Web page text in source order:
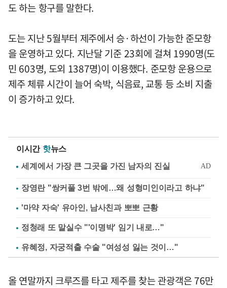
도 하는 항구를 말한다.
도는 지난 5월부터 제주에서 승·하선이 가능한 준모항
을 운영하고 있다. 지난달 기준 23회에 걸쳐 1990명(도
민 603명, 도외 1387명)이 이용했다. 준모항 운용으로
제주 체류 시간이 늘어 숙박, 식음료, 교통 등 소비 지출
이 증가하고 있다.
이시간 핫뉴스
장영란 "쌍커풀 3번 밖에…왜 성형미인이라고 하냐"
'마약 자숙' 유아인, 남사친과 뽀뽀 근황
정청래 또 말실수 "'이명박' 임기 내로…"
유혜정, 자궁적출 수술 "여성성 잃는 것이…"
올 연말까지 크루즈를 타고 제주를 찾는 관광객은 76만